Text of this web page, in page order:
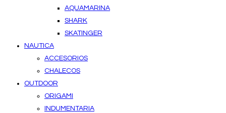
AQUAMARINA
SHARK
SKATINGER
NAUTICA
ACCESORIOS
CHALECOS
OUTDOOR
ORIGAMI
INDUMENTARIA